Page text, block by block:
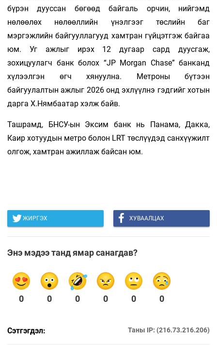
бүрэн дууссан бөгөөд байгаль орчин, нийгэмд
нөлөөлөх нөлөөллийн үнэлгээг төслийн баг
мэргэжлийн байгууллагууд хамтран гүйцэтгэж байгаа
юм. Уг ажлыг ирэх 12 дугаар сард дуусгаж,
зохицуулагч банк болох “JP Morgan Chase” банканд
хүлээлгэн өгч хянуулна. Метроны бүтээн
байгуулалтын ажлыг 2026 онд эхлүүлнэ гэдгийг хотын
дарга Х.Нямбаатар хэлж байв.
Ташрамд, БНСУ-ын Эксим банк нь Панама, Дакка,
Каир хотуудын метро болон LRT төслүүдэд санхүүжилт
олгож, хамтран ажиллаж байсан юм.
ЖИРГЭХ ХУВААЛЦАХ
Энэ мэдээ танд ямар санагдав?
0 0 0 0 0 0
Сэтгэгдэл: Таны IP: (216.73.216.206)